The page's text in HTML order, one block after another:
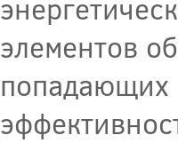
элементов
попадающих